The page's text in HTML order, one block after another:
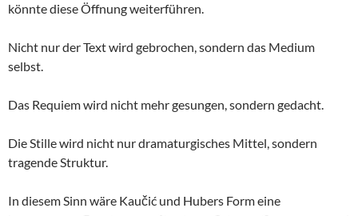
könnte diese Öffnung weiterführen.
Nicht nur der Text wird gebrochen, sondern das Medium
selbst.
Das Requiem wird nicht mehr gesungen, sondern gedacht.
Die Stille wird nicht nur dramaturgisches Mittel, sondern
tragende Struktur.
In diesem Sinn wäre Kaučić und Hubers Form eine